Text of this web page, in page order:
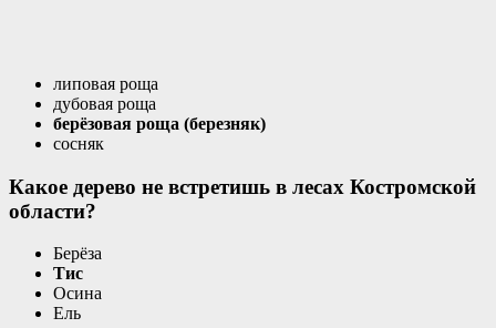
липовая роща
дубовая роща
берёзовая роща (березняк)
сосняк
Какое дерево не встретишь в лесах Костромской
области?
Берёза
Тис
Осина
Ель